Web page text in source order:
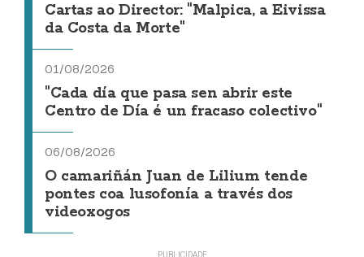
Cartas ao Director: "Malpica, a Eivissa
da Costa da Morte"
01/08/2026
"Cada día que pasa sen abrir este
Centro de Día é un fracaso colectivo"
06/08/2026
O camariñán Juan de Lilium tende
pontes coa lusofonía a través dos
videoxogos